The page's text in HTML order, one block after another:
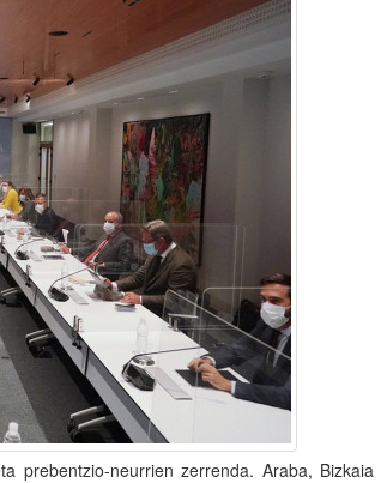
prebentzio-neurrien zerrenda. Araba,